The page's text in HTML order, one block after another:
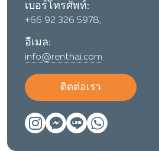
เบอร์โทรศัพท์:
+66 92 326 5978,
อีเมล:
info@renthai.com
ติดต่อเรา